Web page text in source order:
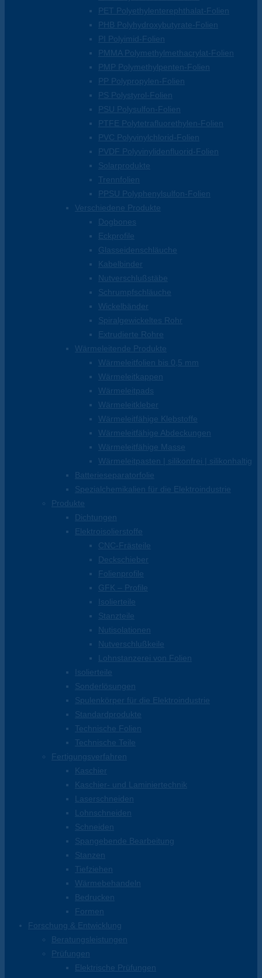
PET Polyethylenterephthalat-Folien
PHB Polyhydroxybutyrate-Folien
PI Polyimid-Folien
PMMA Polymethylmethacrylat-Folien
PMP Polymethylpenten-Folien
PP Polypropylen-Folien
PS Polystyrol-Folien
PSU Polysulfon-Folien
PTFE Polytetrafluorethylen-Folien
PVC Polyvinylchlorid-Folien
PVDF Polyvinylidenfluorid-Folien
Solarprodukte
Trennfolien
PPSU Polyphenylsulfon-Folien
Verschiedene Produkte
Dogbones
Eckprofile
Glasseidenschläuche
Kabelbinder
Nutverschlußstäbe
Schrumpfschläuche
Wickelbänder
Spiralgewickeltes Rohr
Extrudierte Rohre
Wärmeleitende Produkte
Wärmeleitfolien bis 0,5 mm
Wärmeleitkappen
Wärmeleitpads
Wärmeleitkleber
Wärmeleitfähige Klebstoffe
Wärmeleitfähige Abdeckungen
Wärmeleitfähige Masse
Wärmeleitpasten | silikonfrei | silikonhaltig
Batterieseparatorfolie
Spezialchemikalien für die Elektroindustrie
Produkte
Dichtungen
Elektroisolierstoffe
CNC-Frästeile
Deckschieber
Folienprofile
GFK – Profile
Isolierteile
Stanzteile
Nutisolationen
Nutverschlußkeile
Lohnstanzerei von Folien
Isolierteile
Sonderlösungen
Spulenkörper für die Elektroindustrie
Standardprodukte
Technische Folien
Technische Teile
Fertigungsverfahren
Kaschier
Kaschier- und Laminiertechnik
Laserschneiden
Lohnschneiden
Schneiden
Spangebende Bearbeitung
Stanzen
Tiefziehen
Wärmebehandeln
Bedrucken
Formen
Forschung & Entwicklung
Beratungsleistungen
Prüfungen
Elektrische Prüfungen